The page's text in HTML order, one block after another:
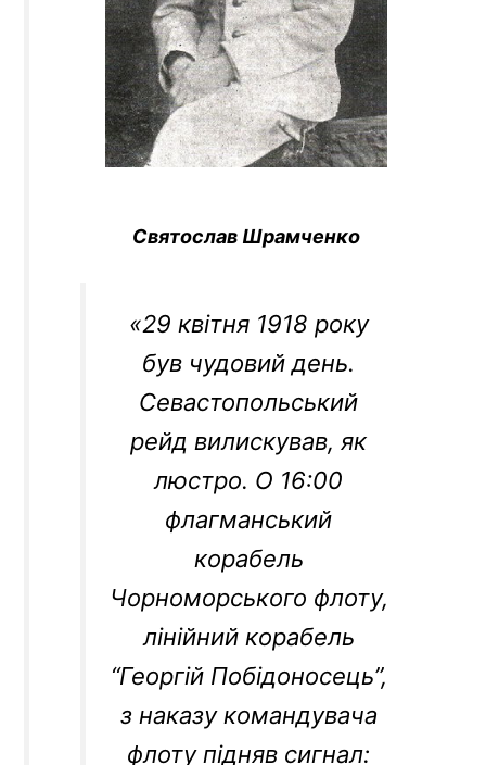
Святослав Шрамченко
«29 квітня 1918 року
був чудовий день.
Севастопольський
рейд вилискував, як
люстро. О 16:00
флагманський
корабель
Чорноморського флоту,
лінійний корабель
“Георгій Побідоносець”,
з наказу командувача
флоту підняв сигнал: